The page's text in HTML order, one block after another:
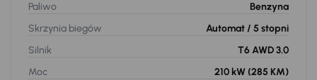
Paliwo
Benzyna
Skrzynia biegów
Automat / 5 stopni
Silnik
T6 AWD 3.0
Moc
210 kW (285 KM)